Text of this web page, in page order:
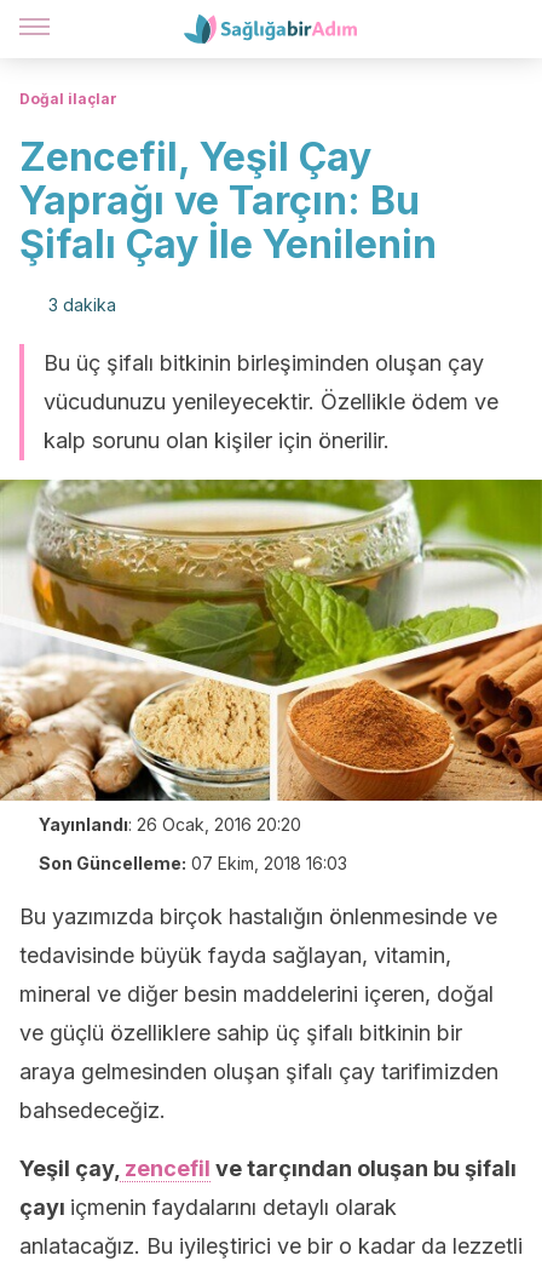
Doğal ilaçlar
Zencefil, Yeşil Çay
Yaprağı ve Tarçın: Bu
Şifalı Çay İle Yenilenin
3 dakika
Bu üç şifalı bitkinin birleşiminden oluşan çay
vücudunuzu yenileyecektir. Özellikle ödem ve
kalp sorunu olan kişiler için önerilir.
Yayınlandı: 26 Ocak, 2016 20:20
Son Güncelleme: 07 Ekim, 2018 16:03
Bu yazımızda birçok hastalığın önlenmesinde ve
tedavisinde büyük fayda sağlayan, vitamin,
mineral ve diğer besin maddelerini içeren, doğal
ve güçlü özelliklere sahip üç şifalı bitkinin bir
araya gelmesinden oluşan şifalı çay tarifimizden
bahsedeceğiz.
Yeşil çay, zencefil ve tarçından oluşan bu şifalı
çayı içmenin faydalarını detaylı olarak
anlatacağız. Bu iyileştirici ve bir o kadar da lezzetli